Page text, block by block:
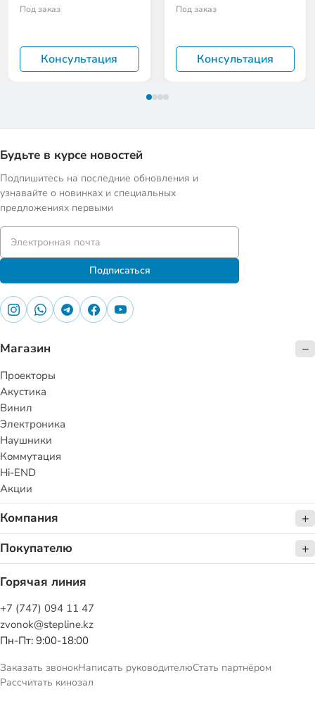
Под заказ
Консультация
Под заказ
Консультация
Будьте в курсе новостей
Подпишитесь на последние обновления и
узнавайте о новинках и специальных
предложениях первыми
Подписаться
Магазин
Проекторы
Акустика
Винил
Электроника
Наушники
Коммутация
Hi-END
Акции
Компания
Покупателю
Горячая линия
+7 (747) 094 11 47
zvonok@stepline.kz
Пн-Пт: 9:00-18:00
Заказать звонокНаписать руководителюСтать партнёром
Рассчитать кинозал